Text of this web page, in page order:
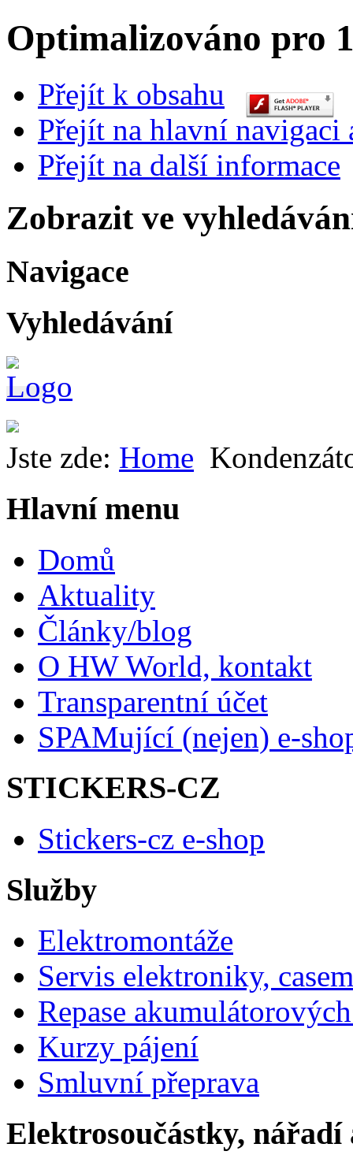
Optimalizováno pro
Přejít k obsahu
Přejít na hlavní navigaci
Přejít na další informace
Zobrazit ve
Navigace
Vyhledávání
Jste zde: Home
Hlavní menu
Domů
Aktuality
Články/blog
O HW World, kontakt
Transparentní účet
SPAMující (nejen) e-
STICKERS-CZ
Stickers-cz e-shop
Služby
Elektromontáže
Servis elektroniky,
Repase
Kurzy pájení
Smluvní přeprava
Elektrosoučástky, nářadí